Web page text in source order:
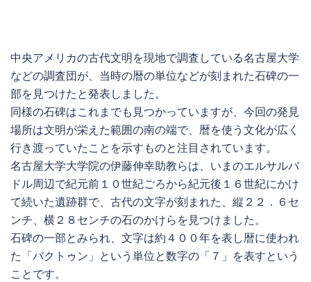
中央アメリカの古代文明を現地で調査している名古屋大学
などの調査団が、当時の暦の単位などが刻まれた石碑の一
部を見つけたと発表しました。
同様の石碑はこれまでも見つかっていますが、今回の発見
場所は文明が栄えた範囲の南の端で、暦を使う文化が広く
行き渡っていたことを示すものと注目されています。
名古屋大学大学院の伊藤伸幸助教らは、いまのエルサルバ
ドル周辺で紀元前１０世紀ごろから紀元後１６世紀にかけ
て続いた遺跡群で、古代の文字が刻まれた、縦２２．６セ
ンチ、横２８センチの石のかけらを見つけました。
石碑の一部とみられ、文字は約４００年を表し暦に使われ
た「バクトゥン」という単位と数字の「７」を表すという
ことです。